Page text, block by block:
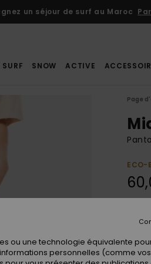
un séjour de surf au Maroc
SURF SNOW ACTIVE
Page
ECO-
ou une technologie équivalente
personnelles (comme